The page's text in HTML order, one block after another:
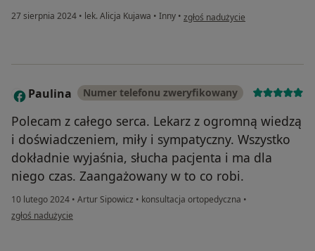
27 sierpnia 2024 • lek. Alicja Kujawa • Inny • w opinii użytkownika Pola
zgłoś nadużycie
P Paulina Numer telefonu zweryfikowany
Polecam z całego serca. Lekarz z ogromną wiedzą
i doświadczeniem, miły i sympatyczny. Wszystko
dokładnie wyjaśnia, słucha pacjenta i ma dla
niego czas. Zaangażowany w to co robi.
10 lutego 2024 • Artur Sipowicz • konsultacja ortopedyczna •
w opinii użytkownika Paulina
zgłoś nadużycie